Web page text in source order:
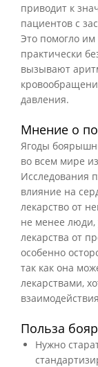
приводит к
пациентов с
Это помогло
практически
вызывают
давления.
Мнение о
Ягоды
во всем мире
Исследования
влияние на
лекарство от
не менее
лекарства от
особенно
так как она
лекарствами,
Польза
Нужно